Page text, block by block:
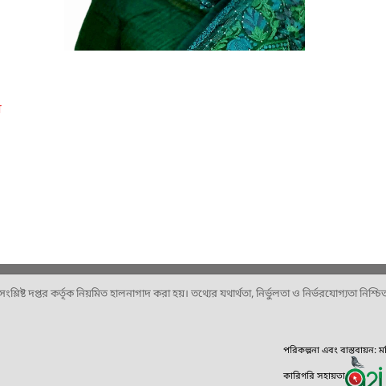
দপ্তর কর্তৃক নিয়মিত হালনাগাদ করা হয়। তথ্যের যথার্থতা, নির্ভুলতা ও নির্ভরযোগ্যতা নিশ্চিত
পরিকল্পনা এবং বাস্তবায়ন:
কারিগরি সহায়তা